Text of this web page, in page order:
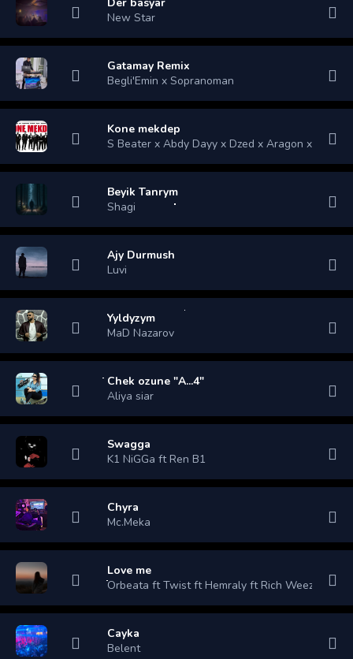
New Star
Gatamay Remix
Begli'Emin x Sopranoman
Kone mekdep
S Beater x Abdy Dayy x Dzed x Aragon x Iska
Beyik Tanrym
Shagi
Ajy Durmush
Luvi
Yyldyzym
MaD Nazarov
Chek ozune "A...4"
Aliya siar
Swagga
K1 NiGGa ft Ren B1
Chyra
Mc.Meka
Love me
Orbeata ft Twist ft Hemraly ft Rich Weezy
Cayka
Belent